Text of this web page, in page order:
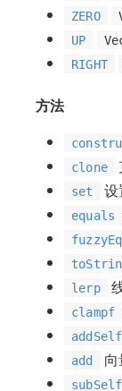
ZERO
UP
RIGHT
方法
clone
set 设
equals
lerp
clampf
addSelf
add
subSelf